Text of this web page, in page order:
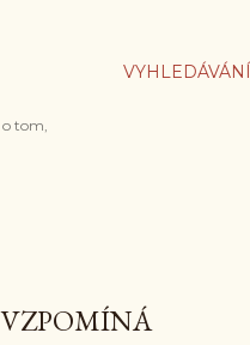
VYHLEDÁVÁNÍ
tom,
VZPOMÍNÁ